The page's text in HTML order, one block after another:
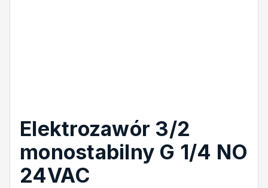
Elektrozawór 3/2
monostabilny G 1/4 NO
24VAC